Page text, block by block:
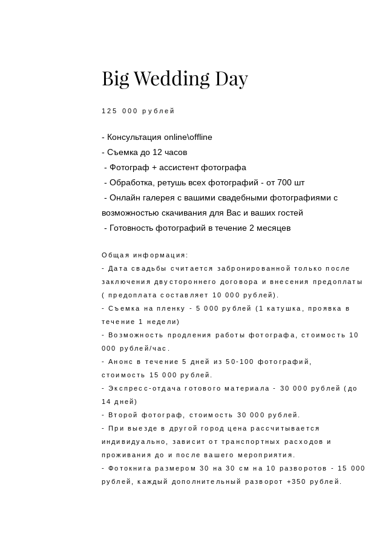
Big Wedding Day
125 000 рублей
- Консультация online\offline
- Съемка до 12 часов
- Фотограф + ассистент фотографа
- Обработка, ретушь всех фотографий - от 700 шт
- Онлайн галерея с вашими свадебными фотографиями с
возможностью скачивания для Вас и ваших гостей
- Готовность фотографий в течение 2 месяцев
Общая информация:
- Дата свадьбы считается забронированной только после
заключения двустороннего договора и внесения предоплаты
( предоплата составляет 10 000 рублей).
- Съемка на пленку - 5 000 рублей (1 катушка, проявка в
течение 1 недели)
- Возможность продления работы фотографа, стоимость 10
000 рублей/час.
- Анонс в течение 5 дней из 50-100 фотографий,
стоимость 15 000 рублей.
- Экспресс-отдача готового материала - 30 000 рублей (до
14 дней)
- Второй фотограф, стоимость 30 000 рублей.
- При выезде в другой город цена рассчитывается
индивидуально, зависит от транспортных расходов и
проживания до и после вашего мероприятия.
- Фотокнига размером 30 на 30 см на 10 разворотов - 15 000
рублей, каждый дополнительный разворот +350 рублей.